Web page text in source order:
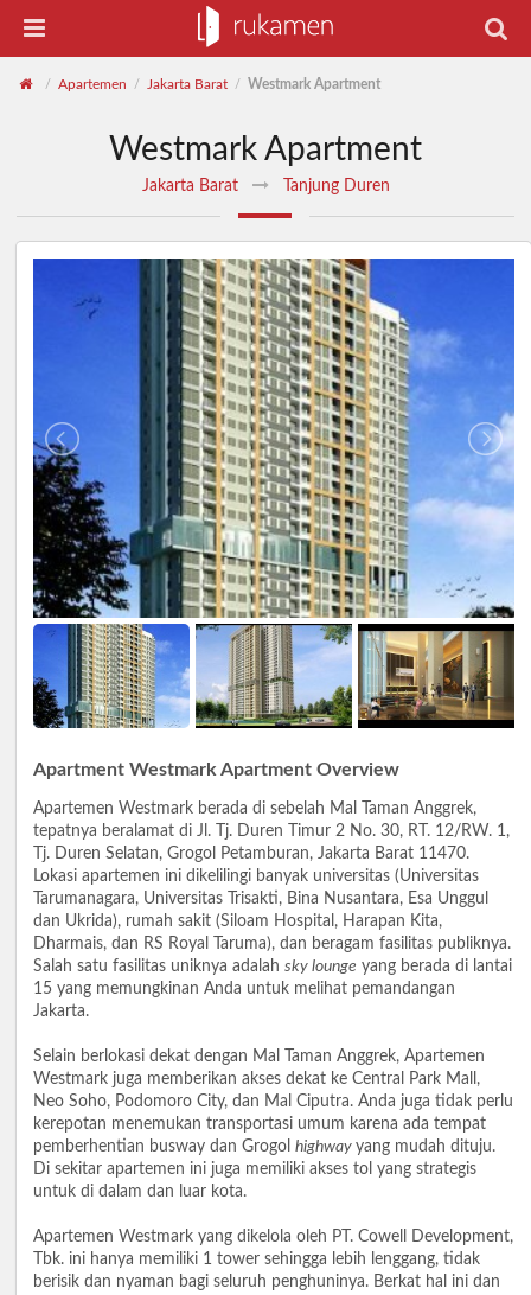
/ Apartemen / Jakarta Barat / Westmark Apartment
Westmark Apartment
Jakarta Barat Tanjung Duren
Apartment Westmark Apartment Overview
Apartemen Westmark berada di sebelah Mal Taman Anggrek,
tepatnya beralamat di Jl. Tj. Duren Timur 2 No. 30, RT. 12/RW. 1,
Tj. Duren Selatan, Grogol Petamburan, Jakarta Barat 11470.
Lokasi apartemen ini dikelilingi banyak universitas (Universitas
Tarumanagara, Universitas Trisakti, Bina Nusantara, Esa Unggul
dan Ukrida), rumah sakit (Siloam Hospital, Harapan Kita,
Dharmais, dan RS Royal Taruma), dan beragam fasilitas publiknya.
Salah satu fasilitas uniknya adalah sky lounge yang berada di lantai
15 yang memungkinan Anda untuk melihat pemandangan
Jakarta.
Selain berlokasi dekat dengan Mal Taman Anggrek, Apartemen
Westmark juga memberikan akses dekat ke Central Park Mall,
Neo Soho, Podomoro City, dan Mal Ciputra. Anda juga tidak perlu
kerepotan menemukan transportasi umum karena ada tempat
pemberhentian busway dan Grogol highway yang mudah dituju.
Di sekitar apartemen ini juga memiliki akses tol yang strategis
untuk di dalam dan luar kota.
Apartemen Westmark yang dikelola oleh PT. Cowell Development,
Tbk. ini hanya memiliki 1 tower sehingga lebih lenggang, tidak
berisik dan nyaman bagi seluruh penghuninya. Berkat hal ini dan